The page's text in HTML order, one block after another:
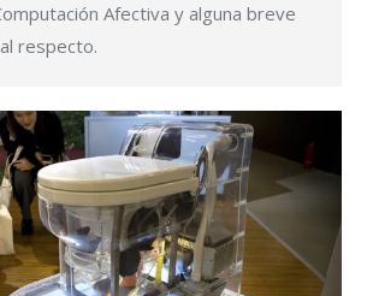
Afectiva y alguna breve
respecto.